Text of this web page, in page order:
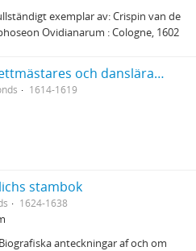
exemplar av: Crispin van de
Ovidianarum : Cologne, 1602
En fransk balettmästares och danslärares i Bruxelles 1614-19 anteckningsbok
1614-1619
stambok
1624-1638
anteckningar af och om